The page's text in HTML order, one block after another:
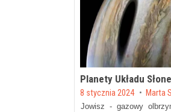
Planety Układu
Posted on
8 stycznia 2024 by Marta
Jowisz - gazowy